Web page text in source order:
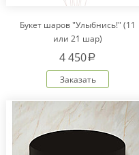
Букет шаров "Улыбнись!" (11
или 21 шар)
4 450a
Заказать